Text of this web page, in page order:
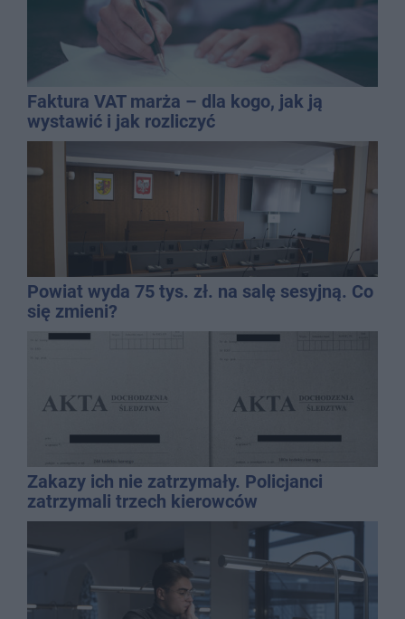
Faktura VAT marża – dla kogo, jak ją
wystawić i jak rozliczyć
Powiat wyda 75 tys. zł. na salę sesyjną. Co
się zmieni?
Zakazy ich nie zatrzymały. Policjanci
zatrzymali trzech kierowców